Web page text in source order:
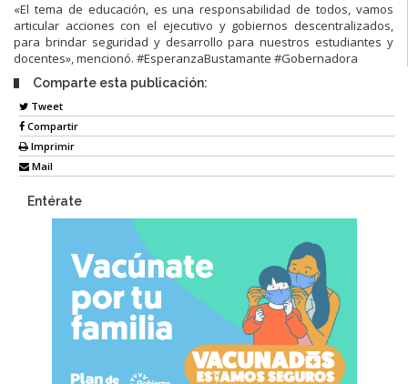
«El tema de educación, es una responsabilidad de todos, vamos
articular acciones con el ejecutivo y gobiernos descentralizados,
para brindar seguridad y desarrollo para nuestros estudiantes y
docentes», mencionó. #EsperanzaBustamante #Gobernadora
Comparte esta publicación:
Tweet
Compartir
Imprimir
Mail
Entérate